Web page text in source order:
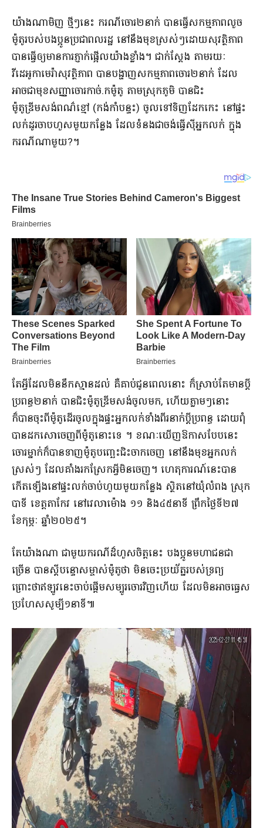
យ៉ាងណាមិញ ថ្មីៗនេះ ករណីចោរ២នាក់ បានធ្វើសកម្មភាពលួច
ម៉ូតូរបស់បងប្អូនប្រជាពលរដ្ឋ នៅនឹងមុខស្រស់ៗដោយសុវត្ថិភាព
បានធ្វើឲ្យមានការភ្ញាក់ផ្អើលយ៉ាងខ្លាំង។ ជាក់ស្តែង តាមរយៈ
វីដេអូកាមេរ៉ាសុវត្ថិភាព បានបង្ហាញសកម្មភាពចោរ២នាក់ ដែល
អាចជាមុខសញ្ញាចោរកាច់.កម៉ូតូ តាមស្រុកភូមិ បានជិះ
ម៉ូតូឌ្រីមសង់ពណ៌ខ្មៅ (កង់កាំបន្ទះ) ចូលទៅទិញដែកកេះ នៅផ្ទះ
លក់ដូរចាបហួសមួយកន្លែង ដែលទំនងជាចង់ធ្វើស៊ីអ្នកលក់ ក្នុង
ករណីណាមួយ?។
តែអ្វីដែលមិននឹកស្មានដល់ គឺគាប់ជូនពេលនោះ ក៏ស្រាប់តែមានប្តី
ប្រពន្ធ២នាក់ បានជិះម៉ូតូឌ្រីមសង់ចូលមក, ហើយភ្លាមៗនោះ
ក៏បានចុះពីម៉ូតូដើរចូលក្នុងផ្ទះអ្នកលក់ទាំងពីរនាក់ប្តីប្រពន្ធ ដោយពុំ
បានដកសោចេញពីម៉ូតូនោះទេ ។ ខណៈឃើញឱកាសបែបនេះ
ចោរម្នាក់ក៏បានទាញម៉ូតូបញ្ឆេះជិះចាកចេញ នៅនឹងមុខអ្នកលក់
ស្រស់ៗ ដែលគាំងរកស្រែកអ្វីមិនចេញ។ ហេតុការណ៍នេះបាន
កើតឡើងនៅផ្ទះលក់ចាប់ហួយមួយកន្លែង ស្ថិតនៅឃុំលំពង ស្រុក
បាទី ខេត្តតាកែវ នៅវេលាម៉ោង ១១ និង៤៥នាទី ព្រឹកថ្ងៃទី២៧
ខែកុម្ភៈ ឆ្នាំ២០២៥។
តែយ៉ាងណា ជាមួយករណីដ៏ហួសចិត្តនេះ បងប្អូនមហាជនជា
ច្រើន បានស្តីបន្ទោសម្ចាស់ម៉ូតូថា មិនចេះប្រយ័ត្នរបស់ទ្រព្យ
ព្រោះថាឥឡូវនេះចាប់ផ្តើមសម្បូរចោរវិញហើយ ដែលមិនអាចធ្វេស
ប្រហែសសូម្បី១នាទី៕